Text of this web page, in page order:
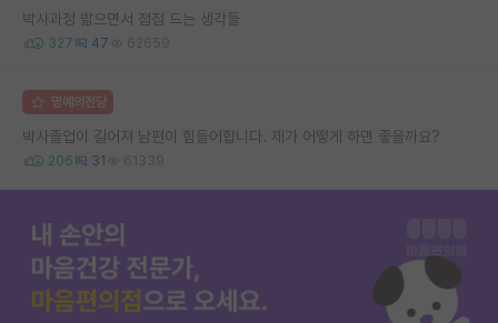
박사과정 밟으면서 점점 드는 생각들
327 47 62659
명예의전당
박사졸업이 길어져 남편이 힘들어합니다. 제가 어떻게 하면 좋을까요?
206 31 61339